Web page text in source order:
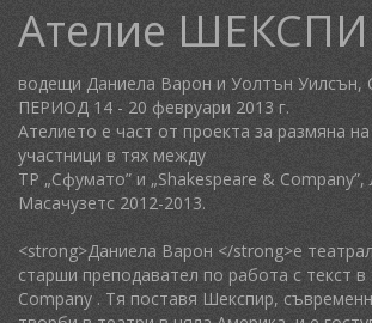
Ателие
водещи Даниела Варон и Уолтън
ПЕРИОД 14 - 20 февруари 2013 г.
Ателието е част от проекта за размяна
участници в тях между
ТР „Сфумато” и „Shakespeare & Company”,
Масачузетс 2012-2013.
<strong>Даниела Варон </strong>е
старши преподавател по работа с текст в
Company . Тя поставя Шекспир,